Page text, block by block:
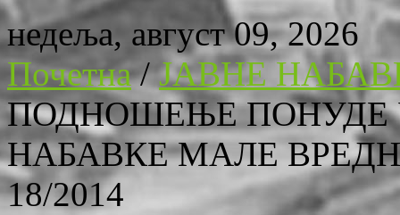
недеља, август 09, 2026
Почетна/ЈАВНЕ
ПОДНОШЕЊЕ ПОНУДЕ
НАБАВКЕ МАЛЕ
18/2014